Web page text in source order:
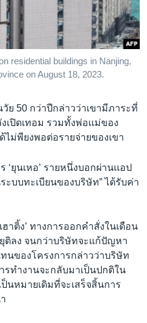
residential buildings in Nanjing,
on August 18, 2023.
วัย 50 กว่าปีกล่าวว่าเขามีภาระที่
เปิดเทอม รวมทั้งพ่อเเม่ของ
ไม่พียงพอต่อรายจ่ายของเขา
ยุนเหอ’ รายหนึ่งบอกผ่านเเอป
ะบบทะเบียนของบริษัท” ได้รับค่า
าติ้ง’ ทางการออกคำสั่งในเดือน
ติลง จนกว่าบริษัทจะแก้ปัญหา
ทนของโครงการกล่าวว่าบริษัท
รทำงานจะกลับมาเป็นปกติใน
นหมายเดิมที่จะเสร็จสิ้นการ